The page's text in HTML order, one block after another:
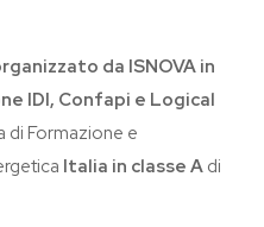
da ISNOVA in
IDI, Confapi e Logical
di Formazione e
Italia in classe A di